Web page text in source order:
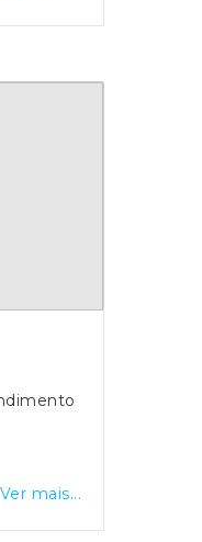
Ver mais...